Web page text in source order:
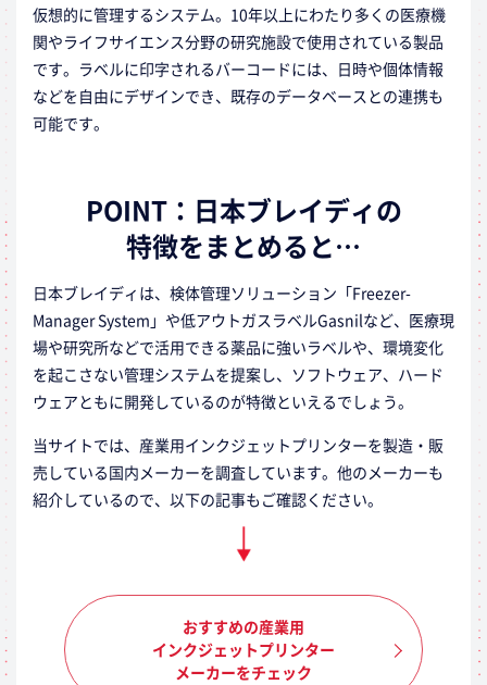
仮想的に管理するシステム。10年以上にわたり多くの医療機
関やライフサイエンス分野の研究施設で使用されている製品
です。ラベルに印字されるバーコードには、日時や個体情報
などを自由にデザインでき、既存のデータベースとの連携も
可能です。
POINT：日本ブレイディの
特徴をまとめると…
日本ブレイディは、検体管理ソリューション「Freezer-
Manager System」や低アウトガスラベルGasnilなど、医療現
場や研究所などで活用できる薬品に強いラベルや、環境変化
を起こさない管理システムを提案し、ソフトウェア、ハード
ウェアともに開発しているのが特徴といえるでしょう。
当サイトでは、産業用インクジェットプリンターを製造・販
売している国内メーカーを調査しています。他のメーカーも
紹介しているので、以下の記事もご確認ください。
おすすめの産業用
インクジェットプリンター
メーカーをチェック